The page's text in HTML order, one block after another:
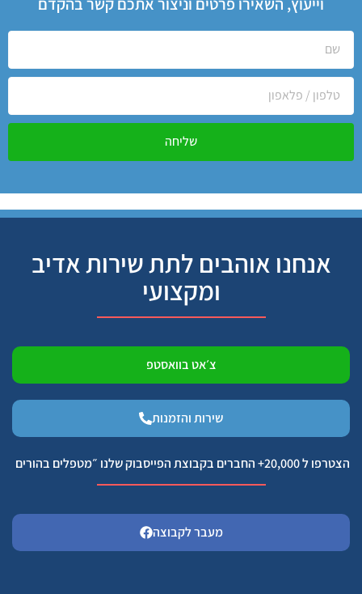
וייעוץ, השאירו פרטים וניצור אתכם קשר בהקדם
שליחה
אנחנו אוהבים לתת שירות אדיב
ומקצועי
צ׳אט בוואסטפ
שירות והזמנות
הצטרפו ל 20,000+ החברים בקבוצת הפייסבוק שלנו ״מטפלים בהורים
מעבר לקבוצה